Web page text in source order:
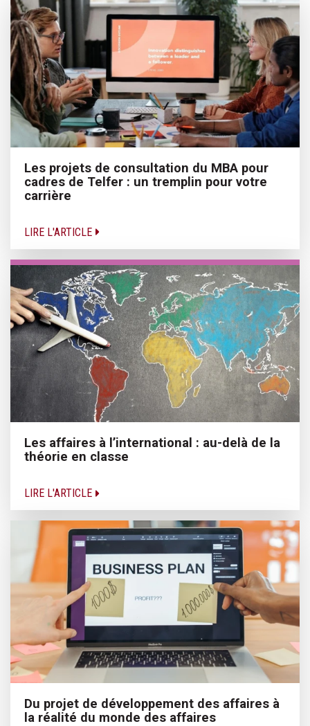
Les projets de consultation du MBA pour
cadres de Telfer : un tremplin pour votre
carrière
LIRE L'ARTICLE
Les affaires à l’international : au-delà de la
théorie en classe
LIRE L'ARTICLE
Du projet de développement des affaires à
la réalité du monde des affaires